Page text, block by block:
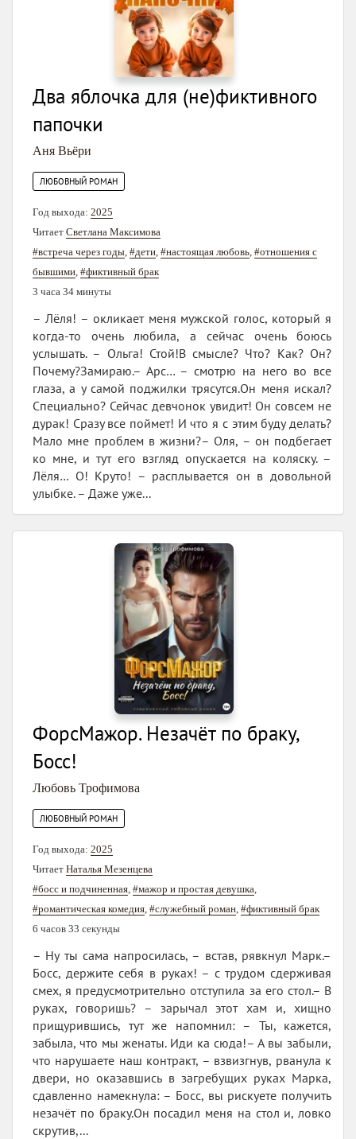
Два яблочка для (не)фиктивного
папочки
Аня Вьёри
ЛЮБОВНЫЙ РОМАН
Год выхода: 2025
Читает Светлана Максимова
#встреча через годы, #дети, #настоящая любовь, #отношения с
бывшими, #фиктивный брак
3 часа 34 минуты
– Лёля! – окликает меня мужской голос, который я
когда-то очень любила, а сейчас очень боюсь
услышать. – Ольга! Стой!В смысле? Что? Как? Он?
Почему?Замираю.– Арс… – смотрю на него во все
глаза, а у самой поджилки трясутся.Он меня искал?
Специально? Сейчас девчонок увидит! Он совсем не
дурак! Сразу все поймет! И что я с этим буду делать?
Мало мне проблем в жизни?– Оля, – он подбегает
ко мне, и тут его взгляд опускается на коляску. –
Лёля… О! Круто! – расплывается он в довольной
улыбке. – Даже уже...
ФорсМажор. Незачёт по браку,
Босс!
Любовь Трофимова
ЛЮБОВНЫЙ РОМАН
Год выхода: 2025
Читает Наталья Мезенцева
#босс и подчиненная #мажор и простая девушка
#романтическая комедия #служебный роман #фиктивный брак
6 часов 33 секунды
– Ну ты сама напросилась, – встав, рявкнул Марк.–
Босс, держите себя в руках! – с трудом сдерживая
смех, я предусмотрительно отступила за его стол.– В
руках, говоришь? – зарычал этот хам и, хищно
прищурившись, тут же напомнил: – Ты, кажется,
забыла, что мы женаты. Иди ка сюда!– А вы забыли,
что нарушаете наш контракт, – взвизгнув, рванула к
двери, но оказавшись в загребущих руках Марка,
сдавленно намекнула: – Босс, вы рискуете получить
незачёт по браку.Он посадил меня на стол и, ловко
скрутив,...